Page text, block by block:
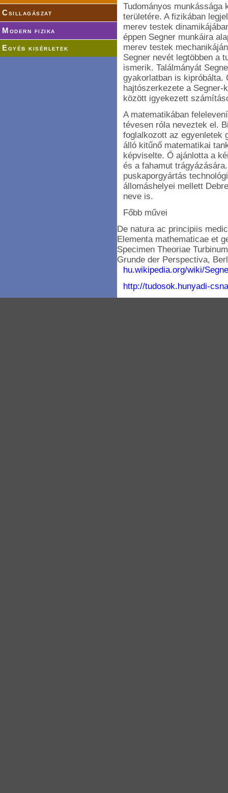
Csillagászat
Modern fizika
Egyéb kisérletek
Tudományos
területére. A fizikában
merev testek
éppen Segner munkáira
merev testek
Segner nevét legtöbben a
ismerik. Találmányát
gyakorlatban is kipróbálta.
hajtószerkezete a
között igyekezett
A matematikában
tévesen róla neveztek el.
foglalkozott az egyenletek
álló kitűnő matematikai
képviselte. Ő ajánlotta a
és a fahamut
puskaporgyártás
állomáshelyei mellett
neve is.
Főbb művei
De natura ac principiis
Elementa mathematicae et
Specimen Theoriae
Grunde der Perspectiva,
hu.wikipedia.org/wiki/
http://tudosok.hunyadi-